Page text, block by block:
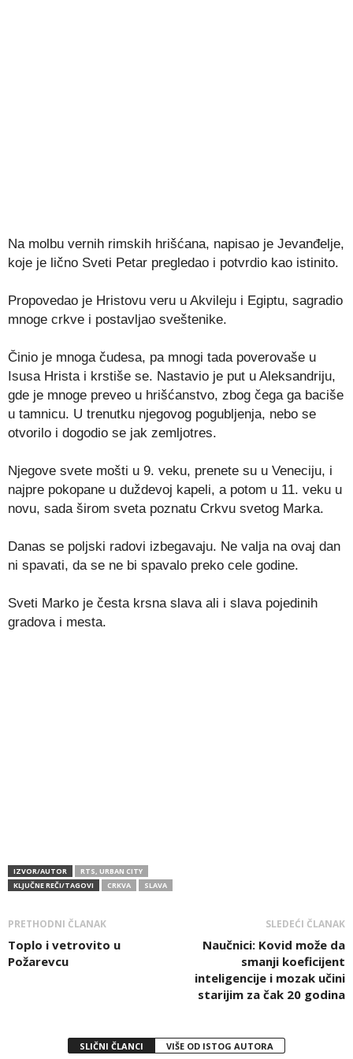
Na molbu vernih rimskih hrišćana, napisao je Jevanđelje,
koje je lično Sveti Petar pregledao i potvrdio kao istinito.
Propovedao je Hristovu veru u Akvileju i Egiptu, sagradio
mnoge crkve i postavljao sveštenike.
Činio je mnoga čudesa, pa mnogi tada poverovaše u
Isusa Hrista i krstiše se. Nastavio je put u Aleksandriju,
gde je mnoge preveo u hrišćanstvo, zbog čega ga baciše
u tamnicu. U trenutku njegovog pogubljenja, nebo se
otvorilo i dogodio se jak zemljotres.
Njegove svete mošti u 9. veku, prenete su u Veneciju, i
najpre pokopane u duždevoj kapeli, a potom u 11. veku u
novu, sada širom sveta poznatu Crkvu svetog Marka.
Danas se poljski radovi izbegavaju. Ne valja na ovaj dan
ni spavati, da se ne bi spavalo preko cele godine.
Sveti Marko je česta krsna slava ali i slava pojedinih
gradova i mesta.
IZVOR/AUTOR
RTS, URBAN CITY
KLJUČNE REČI/TAGOVI
CRKVA SLAVA
PRETHODNI ČLANAK
Toplo i vetrovito u
Požarevcu
SLEDEĆI ČLANAK
Naučnici: Kovid može da
smanji koeficijent
inteligencije i mozak učini
starijim za čak 20 godina
SLIČNI ČLANCI VIŠE OD ISTOG AUTORA